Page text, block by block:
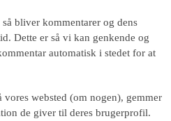
bliver kommentarer og dens
Dette er så vi kan genkende og
automatisk i stedet for at
vores websted (om nogen), gemmer
de giver til deres brugerprofil.